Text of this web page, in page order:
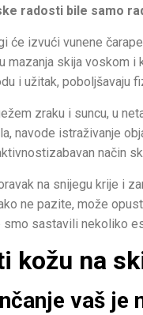
radosti bile samo
će izvući vunene
skija voskom i
i užitak, poboljšavaju
zraku i suncu, u
navode istraživanje
način
na snijegu krije i
ne pazite, može
sastavili nekoliko
kožu na
vaš je